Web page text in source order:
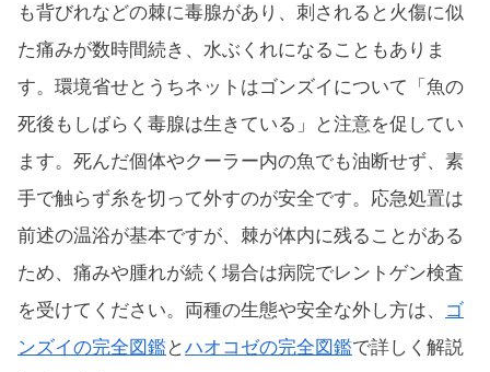
も背びれなどの棘に毒腺があり、刺されると火傷に似
た痛みが数時間続き、水ぶくれになることもありま
す。環境省せとうちネットはゴンズイについて「魚の
死後もしばらく毒腺は生きている」と注意を促してい
ます。死んだ個体やクーラー内の魚でも油断せず、素
手で触らず糸を切って外すのが安全です。応急処置は
前述の温浴が基本ですが、棘が体内に残ることがある
ため、痛みや腫れが続く場合は病院でレントゲン検査
を受けてください。両種の生態や安全な外し方は、
ゴ
ンズイの完全図鑑とハオコゼの完全図鑑で詳しく解説